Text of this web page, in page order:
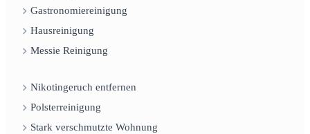
Gastronomiereinigung
Hausreinigung
Messie Reinigung
Nikotingeruch entfernen
Polsterreinigung
Stark verschmutzte Wohnung